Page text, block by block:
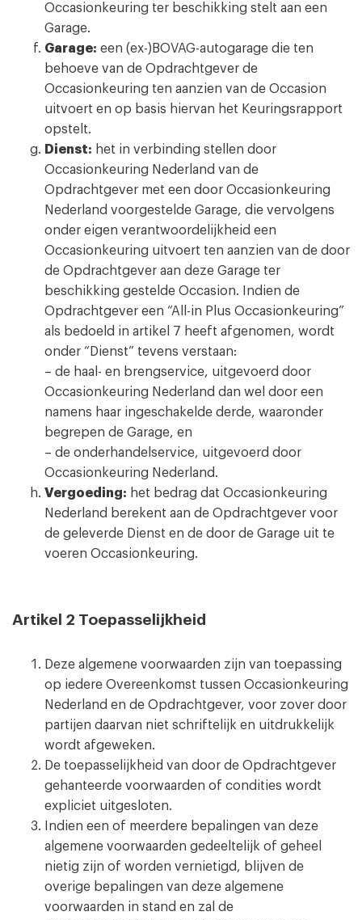
Occasionkeuring ter beschikking stelt aan een
Garage.
Garage: een (ex-)BOVAG-autogarage die ten
behoeve van de Opdrachtgever de
Occasionkeuring ten aanzien van de Occasion
uitvoert en op basis hiervan het Keuringsrapport
opstelt.
Dienst: het in verbinding stellen door
Occasionkeuring Nederland van de
Opdrachtgever met een door Occasionkeuring
Nederland voorgestelde Garage, die vervolgens
onder eigen verantwoordelijkheid een
Occasionkeuring uitvoert ten aanzien van de door
de Opdrachtgever aan deze Garage ter
beschikking gestelde Occasion. Indien de
Opdrachtgever een “All-in Plus Occasionkeuring”
als bedoeld in artikel 7 heeft afgenomen, wordt
onder “Dienst” tevens verstaan:
– de haal- en brengservice, uitgevoerd door
Occasionkeuring Nederland dan wel door een
namens haar ingeschakelde derde, waaronder
begrepen de Garage, en
– de onderhandelservice, uitgevoerd door
Occasionkeuring Nederland.
Vergoeding: het bedrag dat Occasionkeuring
Nederland berekent aan de Opdrachtgever voor
de geleverde Dienst en de door de Garage uit te
voeren Occasionkeuring.
Artikel 2 Toepasselijkheid
Deze algemene voorwaarden zijn van toepassing
op iedere Overeenkomst tussen Occasionkeuring
Nederland en de Opdrachtgever, voor zover door
partijen daarvan niet schriftelijk en uitdrukkelijk
wordt afgeweken.
De toepasselijkheid van door de Opdrachtgever
gehanteerde voorwaarden of condities wordt
expliciet uitgesloten.
Indien een of meerdere bepalingen van deze
algemene voorwaarden gedeeltelijk of geheel
nietig zijn of worden vernietigd, blijven de
overige bepalingen van deze algemene
voorwaarden in stand en zal de